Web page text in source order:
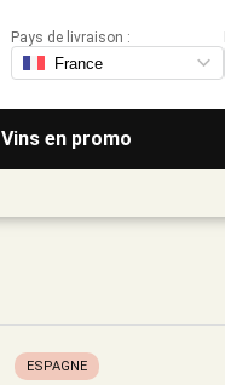
Vins en promo
Pays de livraison :
ESPAGNE